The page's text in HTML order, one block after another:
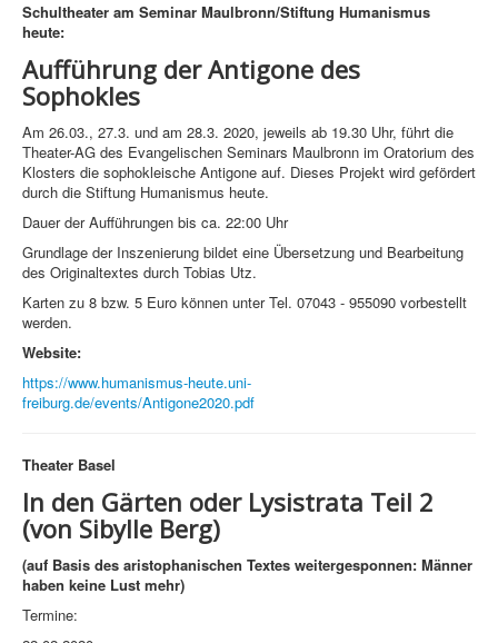
Schultheater am Seminar Maulbronn/Stiftung Humanismus
heute:
Aufführung der Antigone des
Sophokles
Am 26.03., 27.3. und am 28.3. 2020, jeweils ab 19.30 Uhr, führt die
Theater-AG des Evangelischen Seminars Maulbronn im Oratorium des
Klosters die sophokleische Antigone auf. Dieses Projekt wird gefördert
durch die Stiftung Humanismus heute.
Dauer der Aufführungen bis ca. 22:00 Uhr
Grundlage der Inszenierung bildet eine Übersetzung und Bearbeitung
des Originaltextes durch Tobias Utz.
Karten zu 8 bzw. 5 Euro können unter Tel. 07043 - 955090 vorbestellt
werden.
Website:
https://www.humanismus-heute.uni-
freiburg.de/events/Antigone2020.pdf
Theater Basel
In den Gärten oder Lysistrata Teil 2
(von Sibylle Berg)
(auf Basis des aristophanischen Textes weitergesponnen: Männer
haben keine Lust mehr)
Termine: